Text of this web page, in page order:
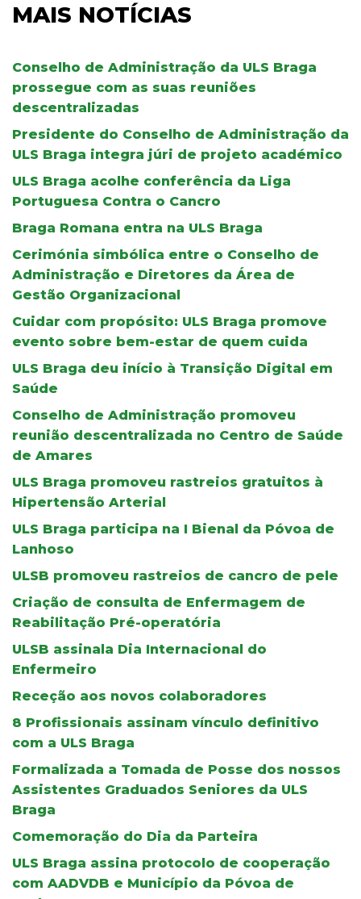
MAIS NOTÍCIAS
Conselho de Administração da ULS Braga
prossegue com as suas reuniões
descentralizadas
Presidente do Conselho de Administração da
ULS Braga integra júri de projeto académico
ULS Braga acolhe conferência da Liga
Portuguesa Contra o Cancro
Braga Romana entra na ULS Braga
Cerimónia simbólica entre o Conselho de
Administração e Diretores da Área de
Gestão Organizacional
Cuidar com propósito: ULS Braga promove
evento sobre bem-estar de quem cuida
ULS Braga deu início à Transição Digital em
Saúde
Conselho de Administração promoveu
reunião descentralizada no Centro de Saúde
de Amares
ULS Braga promoveu rastreios gratuitos à
Hipertensão Arterial
ULS Braga participa na I Bienal da Póvoa de
Lanhoso
ULSB promoveu rastreios de cancro de pele
Criação de consulta de Enfermagem de
Reabilitação Pré-operatória
ULSB assinala Dia Internacional do
Enfermeiro
Receção aos novos colaboradores
8 Profissionais assinam vínculo definitivo
com a ULS Braga
Formalizada a Tomada de Posse dos nossos
Assistentes Graduados Seniores da ULS
Braga
Comemoração do Dia da Parteira
ULS Braga assina protocolo de cooperação
com AADVDB e Município da Póvoa de